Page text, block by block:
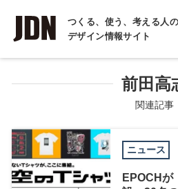
つくる、使う、考える人の
デザイン情報サイト
INTERVIEW
インタビュー
COLUMN
コラム
前田高
関連記事
ニュース
EPOCHが